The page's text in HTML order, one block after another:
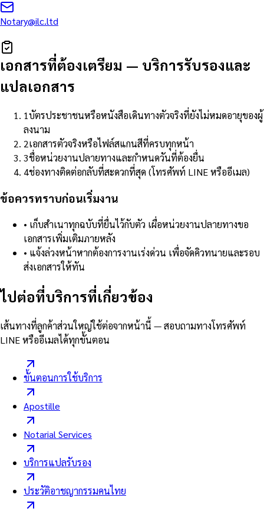
Notary@ilc.ltd
เอกสารที่ต้องเตรียม — บริการรับรองและ
แปลเอกสาร
1บัตรประชาชนหรือหนังสือเดินทางตัวจริงที่ยังไม่หมดอายุของผู้
ลงนาม
2เอกสารตัวจริงหรือไฟล์สแกนสีที่ครบทุกหน้า
3ชื่อหน่วยงานปลายทางและกำหนดวันที่ต้องยื่น
4ช่องทางติดต่อกลับที่สะดวกที่สุด (โทรศัพท์ LINE หรืออีเมล)
ข้อควรทราบก่อนเริ่มงาน
• เก็บสำเนาทุกฉบับที่ยื่นไว้กับตัว เผื่อหน่วยงานปลายทางขอ
เอกสารเพิ่มเติมภายหลัง
• แจ้งล่วงหน้าหากต้องการงานเร่งด่วน เพื่อจัดคิวทนายและรอบ
ส่งเอกสารให้ทัน
ไปต่อที่บริการที่เกี่ยวข้อง
เส้นทางที่ลูกค้าส่วนใหญ่ใช้ต่อจากหน้านี้ — สอบถามทางโทรศัพท์
LINE หรืออีเมลได้ทุกขั้นตอน
ขั้นตอนการใช้บริการ
Apostille
Notarial Services
บริการแปลรับรอง
ประวัติอาชญากรรมคนไทย